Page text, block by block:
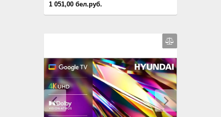
1 051,00 бел.руб.
Previous Next